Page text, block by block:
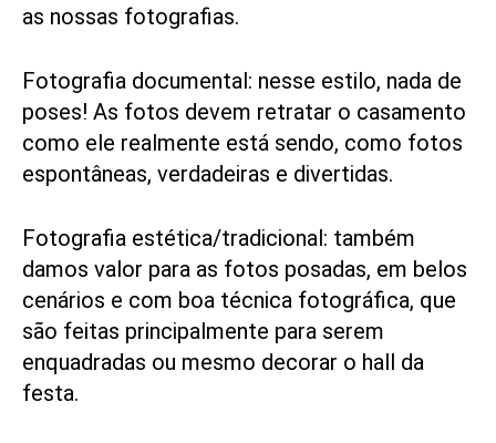
as nossas fotografias.
Fotografia documental: nesse estilo, nada de
poses! As fotos devem retratar o casamento
como ele realmente está sendo, como fotos
espontâneas, verdadeiras e divertidas.
Fotografia estética/tradicional: também
damos valor para as fotos posadas, em belos
cenários e com boa técnica fotográfica, que
são feitas principalmente para serem
enquadradas ou mesmo decorar o hall da
festa.